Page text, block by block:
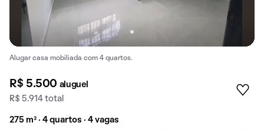
Alugar casa mobiliada com 4 quartos.
R$ 5.500 aluguel
R$ 5.914 total
275 m² · 4 quartos · 4 vagas